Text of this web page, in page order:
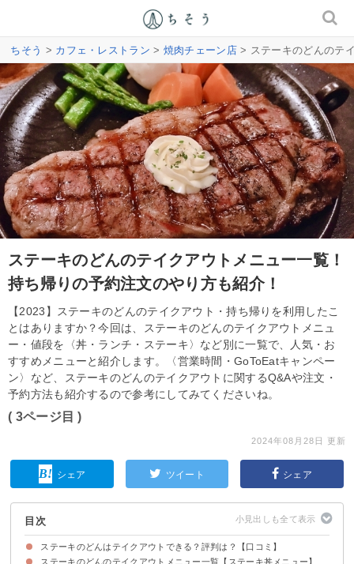
ちそう > カフェ・レストラン > 焼肉チェーン店> ステーキのどんのテ
ステーキのどんのテイクアウトメニュー一覧！
持ち帰りの予約注文のやり方も紹介！
【2023】ステーキのどんのテイクアウト・持ち帰りを利用したこ
とはありますか？今回は、ステーキのどんのテイクアウトメニュ
ー・値段を〈丼・ランチ・ステーキ〉など別に一覧で、人気・お
すすめメニューと紹介します。〈営業時間・GoToEatキャンペー
ン〉など、ステーキのどんのテイクアウトに関するQ&Aや注文・
予約方法も紹介するので参考にしてみてくださいね。
( 3ページ目 )
2024年08月28日 更新
シェア ツイート シェア
目次
ステーキのどんはテイクアウトできる？評判は？【口コミ】
ステーキのどんはテイクアウトできる！
ステーキのどんのテイクアウトメニュー一覧【ステーキ丼メニュー】